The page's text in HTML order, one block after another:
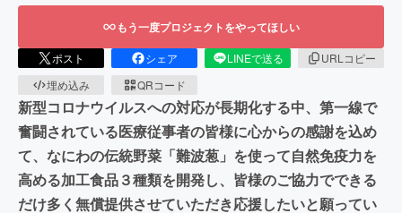
もう一度プロジェクトをやってほしい
ポスト シェア LINEで送る
URLコピー
埋め込み
QRコード
新型コロナウイルスへの対応が長期化する中、第一線で
奮闘されている医療従事者の皆様に心からの感謝を込め
て、なにわの伝統野菜「難波葱」を使って自然免疫力を
高める加工食品３種類を開発し、皆様のご協力でできる
だけ多く無償提供させていただき応援したいと願ってい